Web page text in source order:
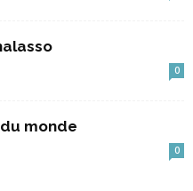
0
monde
0